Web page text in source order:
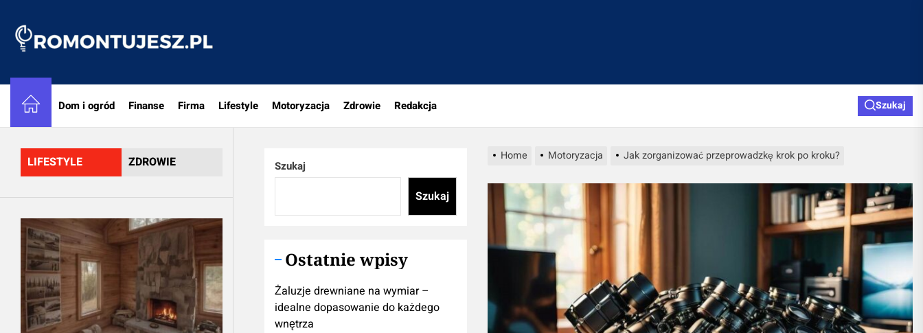
content
Dom i ogród Finanse Firma Lifestyle Motoryzacja Zdrowie Redakcja Szukaj
LIFESTYLE ZDROWIE Home Motoryzacja Jak zorganizować przeprowadzkę krok po kroku?
Szukaj
Szukaj
Ostatnie wpisy
Żaluzje drewniane na wymiar –
idealne dopasowanie do każdego
wnętrza